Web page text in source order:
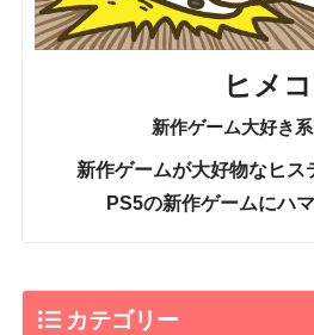
ヒメコ
新作ゲーム大好き
新作ゲームが大好物なヒス
PS5の新作ゲームにハ
カテゴリー